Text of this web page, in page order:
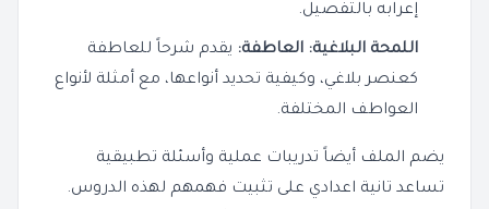
إعرابه بالتفصيل.
اللمحة البلاغية: العاطفة: يقدم شرحاً للعاطفة
كعنصر بلاغي، وكيفية تحديد أنواعها، مع أمثلة لأنواع
العواطف المختلفة.
يضم الملف أيضاً تدريبات عملية وأسئلة تطبيقية
تساعد تانية اعدادي على تثبيت فهمهم لهذه الدروس.